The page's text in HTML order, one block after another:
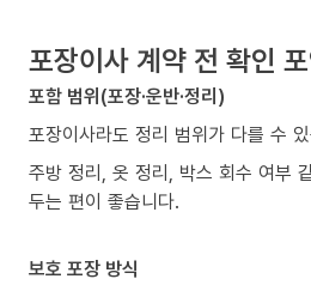
포장이사 계약 전 확인
포함 범위(포장·운반·정리)
포장이사라도 정리 범위가 다를 수
주방 정리, 옷 정리, 박스 회수 여부
두는 편이 좋습니다.
보호 포장 방식